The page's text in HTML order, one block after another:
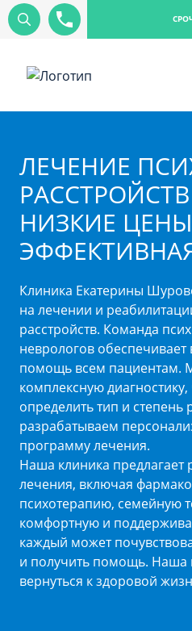
ЛЕЧЕНИЕ
НИЗКИЕ
Клиника Екатерины
на лечении и
расстройств. Команда
неврологов
помощь всем пациентам.
комплексную
определить тип и степень
разрабатываем
программу лечения.
Наша клиника
лечения, включая
психотерапию, семейную
комфортную и
каждый может
и получить помощь.
вернуться к здоровой